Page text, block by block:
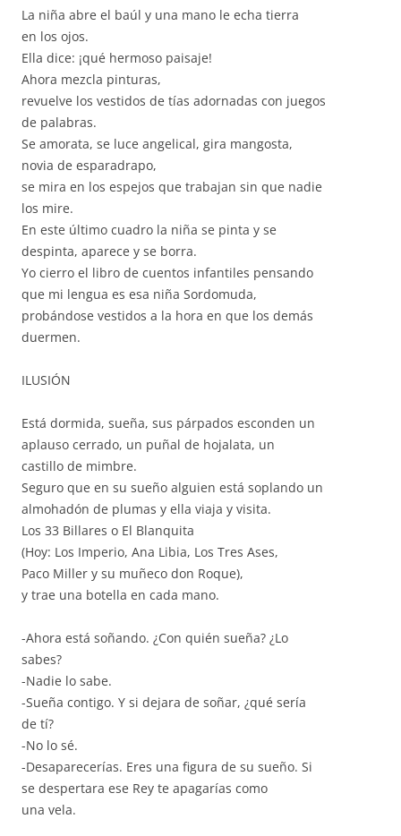
La niña abre el baúl y una mano le echa tierra
en los ojos.
Ella dice: ¡qué hermoso paisaje!
Ahora mezcla pinturas,
revuelve los vestidos de tías adornadas con juegos
de palabras.
Se amorata, se luce angelical, gira mangosta,
novia de esparadrapo,
se mira en los espejos que trabajan sin que nadie
los mire.
En este último cuadro la niña se pinta y se
despinta, aparece y se borra.
Yo cierro el libro de cuentos infantiles pensando
que mi lengua es esa niña Sordomuda,
probándose vestidos a la hora en que los demás
duermen.
ILUSIÓN
Está dormida, sueña, sus párpados esconden un
aplauso cerrado, un puñal de hojalata, un
castillo de mimbre.
Seguro que en su sueño alguien está soplando un
almohadón de plumas y ella viaja y visita.
Los 33 Billares o El Blanquita
(Hoy: Los Imperio, Ana Libia, Los Tres Ases,
Paco Miller y su muñeco don Roque),
y trae una botella en cada mano.
-Ahora está soñando. ¿Con quién sueña? ¿Lo
sabes?
-Nadie lo sabe.
-Sueña contigo. Y si dejara de soñar, ¿qué sería
de tí?
-No lo sé.
-Desaparecerías. Eres una figura de su sueño. Si
se despertara ese Rey te apagarías como
una vela.